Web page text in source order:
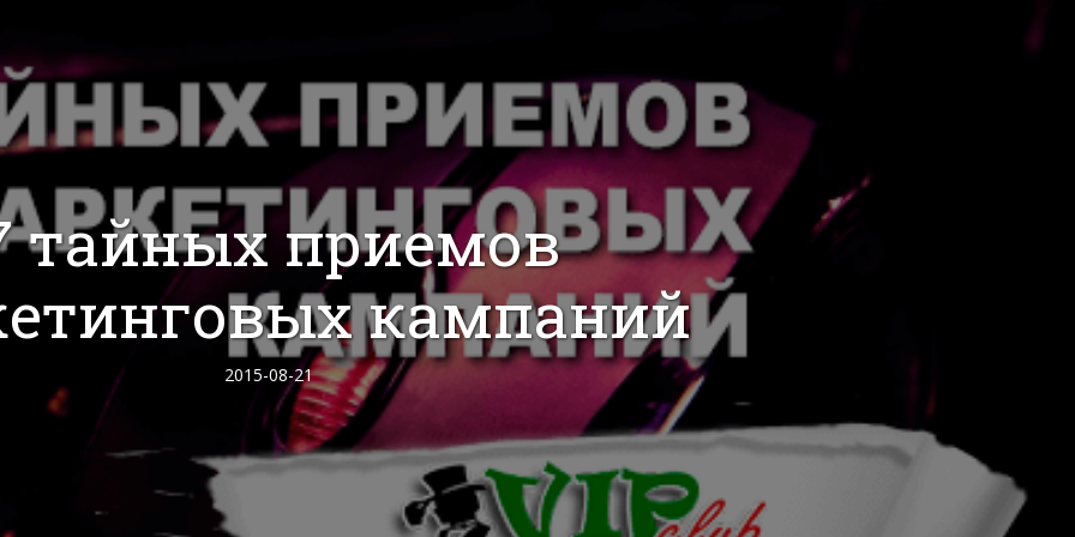
тайных приемов
кампаний
2015-08-21